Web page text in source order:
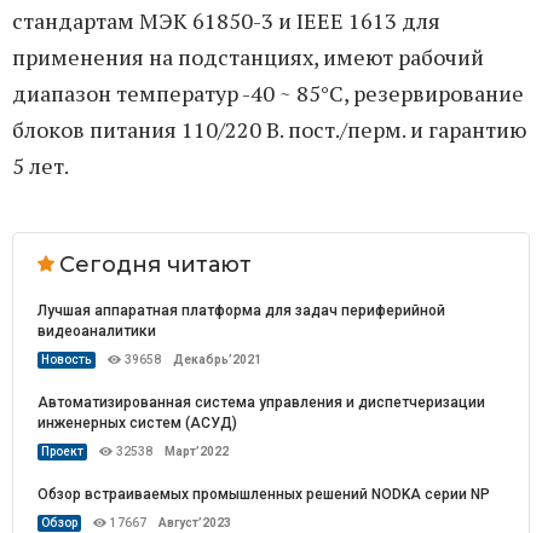
стандартам МЭК 61850-3 и IEEE 1613 для
применения на подстанциях, имеют рабочий
диапазон температур -40 ~ 85°C, резервирование
блоков питания 110/220 В. пост./перм. и гарантию
5 лет.
Сегодня читают
Лучшая аппаратная платформа для задач периферийной
видеоаналитики
Новость 39658 Декабрь’2021
Автоматизированная система управления и диспетчеризации
инженерных систем (АСУД)
Проект 32538 Март’2022
Обзор встраиваемых промышленных решений NODKA серии NP
Обзор 17667 Август’2023